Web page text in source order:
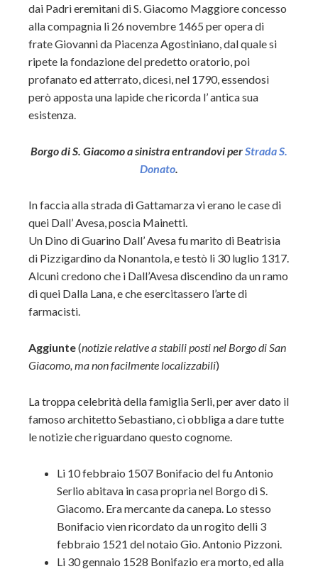
dai Padri eremitani di S. Giacomo Maggiore concesso
alla compagnia li 26 novembre 1465 per opera di
frate Giovanni da Piacenza Agostiniano, dal quale si
ripete la fondazione del predetto oratorio, poi
profanato ed atterrato, dicesi, nel 1790, essendosi
però apposta una lapide che ricorda l’ antica sua
esistenza.
Borgo di S. Giacomo a sinistra entrandovi perStrada S.
Donato.
In faccia alla strada di Gattamarza vi erano le case di
quei Dall’ Avesa, poscia Mainetti.
Un Dino di Guarino Dall’ Avesa fu marito di Beatrisia
di Pizzigardino da Nonantola, e testò li 30 luglio 1317.
Alcuni credono che i Dall’Avesa discendino da un ramo
di quei Dalla Lana, e che esercitassero l’arte di
farmacisti.
Aggiunte(notizie relative a stabili posti nel Borgo di San
Giacomo, ma non facilmente localizzabili)
La troppa celebrità della famiglia Serli, per aver dato il
famoso architetto Sebastiano, ci obbliga a dare tutte
le notizie che riguardano questo cognome.
Li 10 febbraio 1507 Bonifacio del fu Antonio
Serlio abitava in casa propria nel Borgo di S.
Giacomo. Era mercante da canepa. Lo stesso
Bonifacio vien ricordato da un rogito delli 3
febbraio 1521 del notaio Gio. Antonio Pizzoni.
Li 30 gennaio 1528 Bonifazio era morto, ed alla